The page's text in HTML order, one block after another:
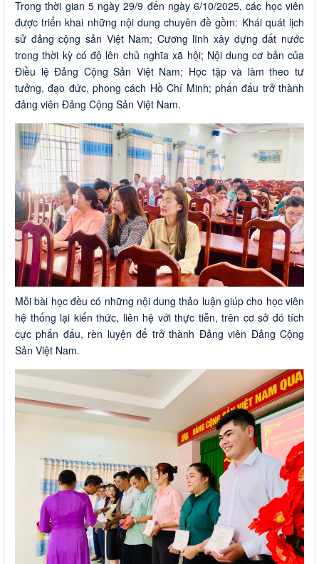
Trong thời gian 5 ngày 29/9 đến ngày 6/10/2025, các học viên
được triển khai những nội dung chuyên đề gồm: Khái quát lịch
sử đảng cộng sản Việt Nam; Cương lĩnh xây dựng đất nước
trong thời kỳ có độ lên chủ nghĩa xã hội; Nội dung cơ bản của
Điều lệ Đảng Cộng Sản Việt Nam; Học tập và làm theo tư
tưởng, đạo đức, phong cách Hồ Chí Minh; phấn đấu trở thành
đảng viên Đảng Cộng Sản Việt Nam.
Mỗi bài học đều có những nội dung thảo luận giúp cho học viên
hệ thống lại kiến thức, liên hệ với thực tiễn, trên cơ sở đó tích
cực phấn đấu, rèn luyện để trở thành Đảng viên Đảng Cộng
Sản Việt Nam.